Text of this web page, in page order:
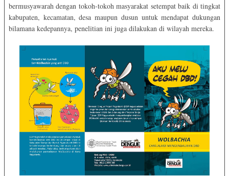
bermusyawarah dengan tokoh-tokoh masyarakat setempat baik di tingkat
kabupaten, kecamatan, desa maupun dusun untuk mendapat dukungan
bilamana kedepannya, penelitian ini juga dilakukan di wilayah mereka.